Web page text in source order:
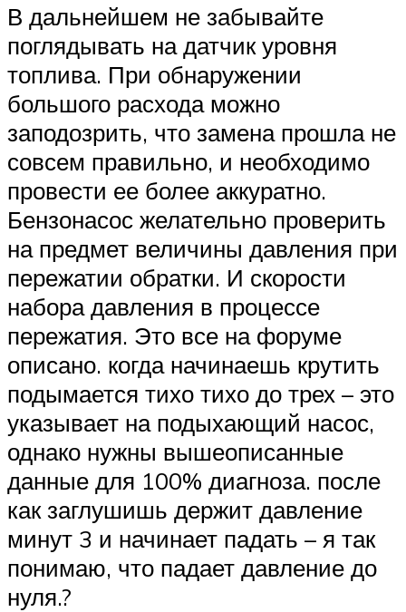
В дальнейшем не забывайте
поглядывать на датчик уровня
топлива. При обнаружении
большого расхода можно
заподозрить, что замена прошла не
совсем правильно, и необходимо
провести ее более аккуратно.
Бензонасос желательно проверить
на предмет величины давления при
пережатии обратки. И скорости
набора давления в процессе
пережатия. Это все на форуме
описано. когда начинаешь крутить
подымается тихо тихо до трех – это
указывает на подыхающий насос,
однако нужны вышеописанные
данные для 100% диагноза. после
как заглушишь держит давление
минут 3 и начинает падать – я так
понимаю, что падает давление до
нуля.?